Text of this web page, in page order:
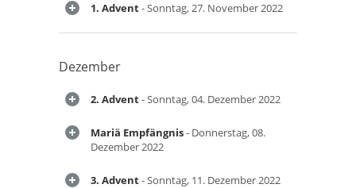
1. Advent- Sonntag, 27. November 2022
Dezember
2. Advent- Sonntag, 04. Dezember 2022
Mariä Empfängnis- Donnerstag, 08.
Dezember 2022
3. Advent- Sonntag, 11. Dezember 2022